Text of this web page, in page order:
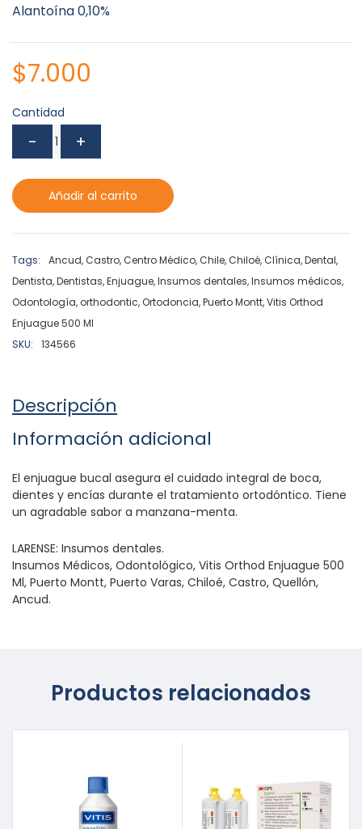
Alantoína 0,10%
$7.000
Cantidad
Añadir al carrito
Tags: Ancud,Castro,Centro Médico,Chile,Chiloé,Clínica,Dental,
Dentista,Dentistas,Enjuague,Insumos dentales,Insumos médicos,
Odontología, orthodontic,Ortodoncia,Puerto Montt,Vitis Orthod
Enjuague 500 Ml
SKU:
134566
Descripción
Información adicional
El enjuague bucal asegura el cuidado integral de boca,
dientes y encías durante el tratamiento ortodóntico. Tiene
un agradable sabor a manzana-menta.
LARENSE: Insumos dentales.
Insumos Médicos, Odontológico, Vitis Orthod Enjuague 500
Ml, Puerto Montt, Puerto Varas, Chiloé, Castro, Quellón,
Ancud.
Productos relacionados